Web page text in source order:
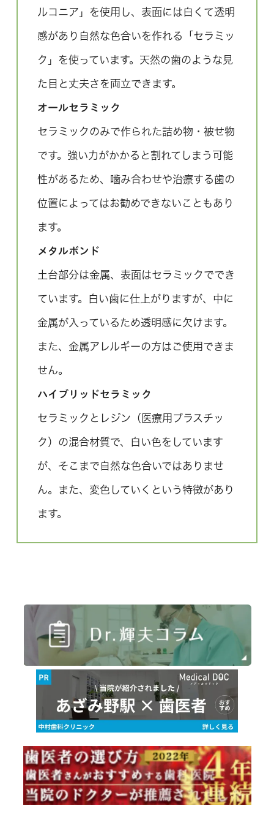
ルコニア」を使用し、表面には白くて透明
感があり自然な色合いを作れる「セラミッ
ク」を使っています。天然の歯のような見
た目と丈夫さを両立できます。
オールセラミック
セラミックのみで作られた詰め物・被せ物
です。強い力がかかると割れてしまう可能
性があるため、噛み合わせや治療する歯の
位置によってはお勧めできないこともあり
ます。
メタルボンド
土台部分は金属、表面はセラミックででき
ています。白い歯に仕上がりますが、中に
金属が入っているため透明感に欠けます。
また、金属アレルギーの方はご使用できま
せん。
ハイブリッドセラミック
セラミックとレジン（医療用プラスチッ
ク）の混合材質で、白い色をしています
が、そこまで自然な色合いではありませ
ん。また、変色していくという特徴があり
ます。